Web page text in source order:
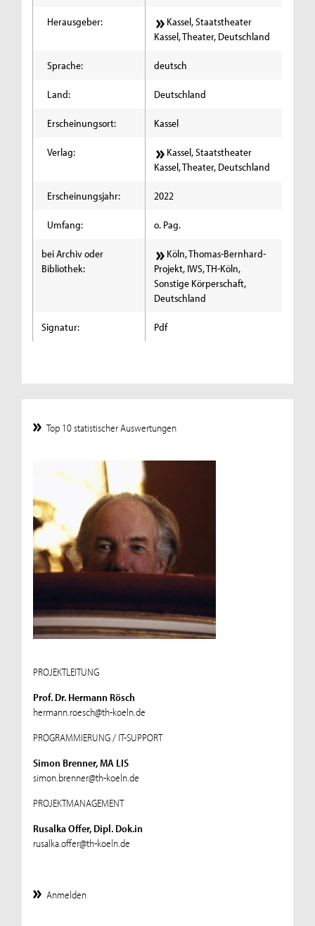
Herausgeber:
Kassel, Staatstheater
Kassel, Theater, Deutschland
Sprache: deutsch
Land: Deutschland
Erscheinungsort: Kassel
Verlag:
Kassel, Staatstheater
Kassel, Theater, Deutschland
Erscheinungsjahr: 2022
Umfang: o. Pag.
bei Archiv oder
Bibliothek:
Köln, Thomas-Bernhard-
Projekt, IWS, TH-Köln,
Sonstige Körperschaft,
Deutschland
Signatur: Pdf
Top 10 statistischer Auswertungen
PROJEKTLEITUNG
Prof. Dr. Hermann Rösch
hermann.roesch@th-koeln.de
PROGRAMMIERUNG / IT-SUPPORT
Simon Brenner, MA LIS
simon.brenner@th-koeln.de
PROJEKTMANAGEMENT
Rusalka Offer, Dipl. Dok.in
rusalka.offer@th-koeln.de
Anmelden